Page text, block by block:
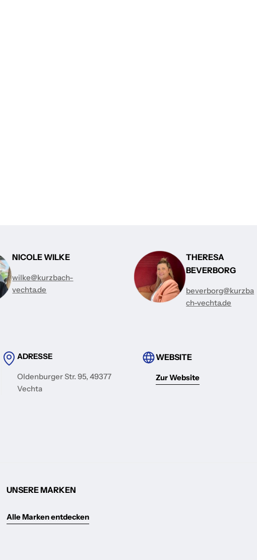
NICOLE WILKE
wilke@kurzbach-
vechta.de
THERESA
BEVERBORG
beverborg@kurzba
ch-vechta.de
ADRESSE
Oldenburger Str. 95, 49377
Vechta
WEBSITE
Zur Website
UNSERE MARKEN
Alle Marken entdecken